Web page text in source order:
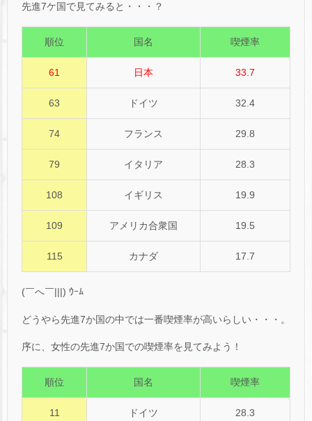
先進7ケ国で見てみると・・・？
順位 国名 喫煙率
61 日本 33.7
63 ドイツ 32.4
74 フランス 29.8
79 イタリア 28.3
108 イギリス 19.9
109 アメリカ合衆国 19.5
115 カナダ 17.7
(￣へ￣|||) ｳｰﾑ
どうやら先進7か国の中では一番喫煙率が高いらしい・・・。
序に、女性の先進7か国での喫煙率を見てみよう！
順位 国名 喫煙率
11 ドイツ 28.3